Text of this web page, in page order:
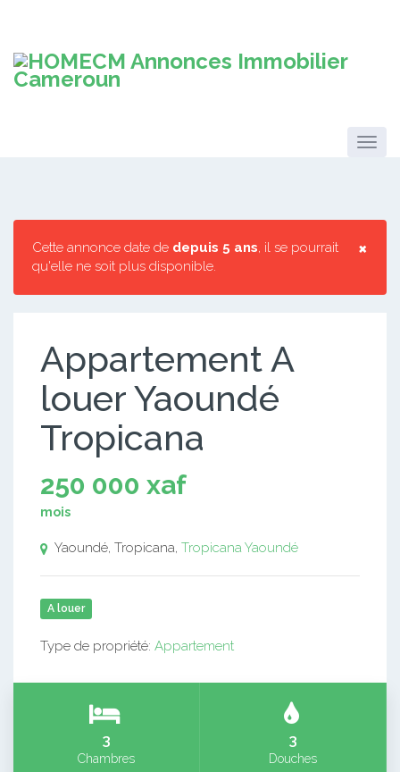
×
Cette annonce date de depuis 5 ans, il se pourrait
qu'elle ne soit plus disponible.
Appartement A
louer Yaoundé
Tropicana
250 000 xaf
mois
Yaoundé, Tropicana, TropicanaYaoundé
A louer
Type de propriété: Appartement
3
Chambres
3
Douches